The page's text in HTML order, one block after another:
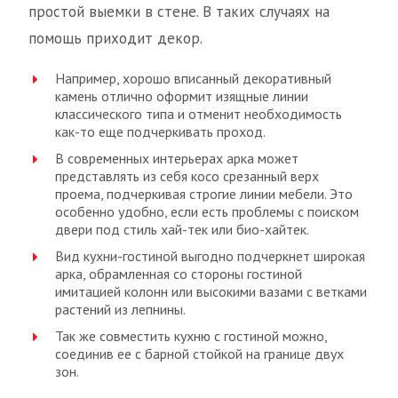
простой выемки в стене. В таких случаях на
помощь приходит декор.
Например, хорошо вписанный декоративный
камень отлично оформит изящные линии
классического типа и отменит необходимость
как-то еще подчеркивать проход.
В современных интерьерах арка может
представлять из себя косо срезанный верх
проема, подчеркивая строгие линии мебели. Это
особенно удобно, если есть проблемы с поиском
двери под стиль хай-тек или био-хайтек.
Вид кухни-гостиной выгодно подчеркнет широкая
арка, обрамленная со стороны гостиной
имитацией колонн или высокими вазами с ветками
растений из лепнины.
Так же совместить кухню с гостиной можно,
соединив ее с барной стойкой на границе двух
зон.